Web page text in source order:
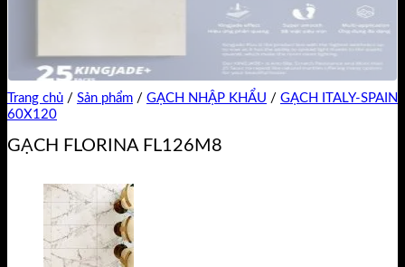
Trang chủ / Sản phẩm / GẠCH NHẬP KHẨU / GẠCH ITALY-SPAIN
60X120
GẠCH FLORINA FL126M8